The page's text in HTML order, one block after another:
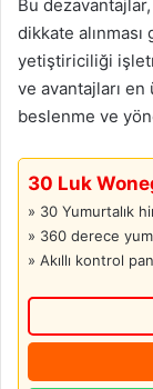
Bu
dikkate
yetiştiriciliği
ve avantajları en
beslenme ve
30 Luk
» 30 Yumurtalık
» 360 derece
» Akıllı kontrol